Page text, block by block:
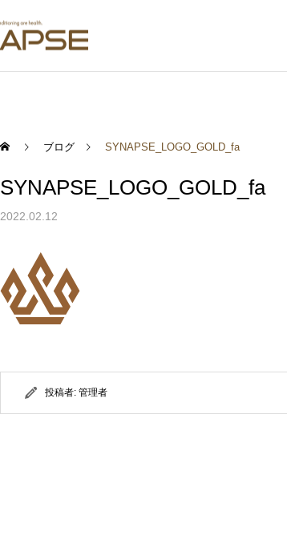
つく？実は多くの人が勘違
いしていること
ブログ SYNAPSE_LOGO_GOLD_fa
SYNAPSE_LOGO_GOLD_fa
2022.02.12
投稿者: 管理者